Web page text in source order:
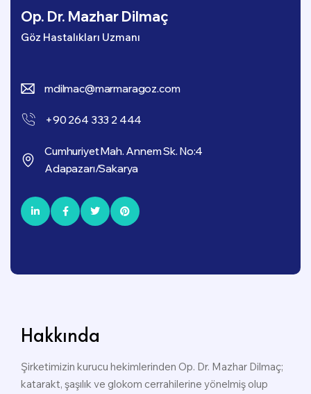
Op. Dr. Mazhar Dilmaç
Göz Hastalıkları Uzmanı
mdilmac@marmaragoz.com
+90 264 333 2 444
Cumhuriyet Mah. Annem Sk. No:4
Adapazarı/Sakarya
Hakkında
Şirketimizin kurucu hekimlerinden Op. Dr. Mazhar Dilmaç;
katarakt, şaşılık ve glokom cerrahilerine yönelmiş olup